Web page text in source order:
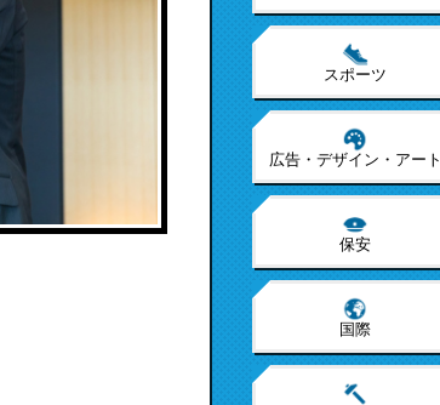
スポーツ
広告・デザイン・アート
保安
国際